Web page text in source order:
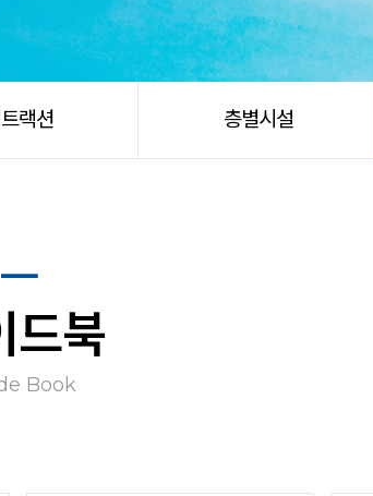
랙션 층별시설
드북
Book